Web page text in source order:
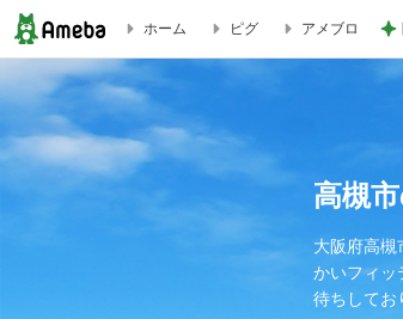
RODDIO CLEAK/ATTAS SPEED | 高槻市の
ホーム ピグ アメブロ
高槻
大阪府高槻
かいフィッ
待ちしてお